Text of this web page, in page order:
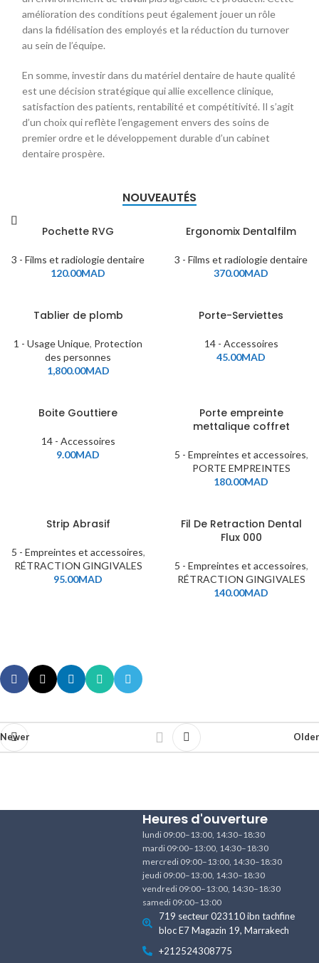
amélioration des conditions peut également jouer un rôle
dans la fidélisation des employés et la réduction du turnover
au sein de l’équipe.
En somme, investir dans du matériel dentaire de haute qualité
est une décision stratégique qui allie excellence clinique,
satisfaction des patients, rentabilité et compétitivité. Il s’agit
d’un choix qui reflète l’engagement envers des soins de
premier ordre et le développement durable d’un cabinet
dentaire prospère.
NOUVEAUTÉS
Pochette RVG
3 - Films et radiologie dentaire
120.00MAD
Ergonomix Dentalfilm
3 - Films et radiologie dentaire
370.00MAD
Tablier de plomb
1 - Usage Unique, Protection
des personnes
1,800.00MAD
Porte-Serviettes
14 - Accessoires
45.00MAD
Boite Gouttiere
14 - Accessoires
9.00MAD
Porte empreinte
mettalique coffret
5 - Empreintes et accessoires,
PORTE EMPREINTES
180.00MAD
Strip Abrasif
5 - Empreintes et accessoires,
RÉTRACTION GINGIVALES
95.00MAD
Fil De Retraction Dental
Flux 000
5 - Empreintes et accessoires,
RÉTRACTION GINGIVALES
140.00MAD
Newer Older
Heures d'ouverture
lundi 09:00–13:00, 14:30–18:30
mardi 09:00–13:00, 14:30–18:30
mercredi 09:00–13:00, 14:30–18:30
jeudi 09:00–13:00, 14:30–18:30
vendredi 09:00–13:00, 14:30–18:30
samedi 09:00–13:00
719 secteur 023110 ibn tachfine
bloc E7 Magazin 19, Marrakech
+212524308775